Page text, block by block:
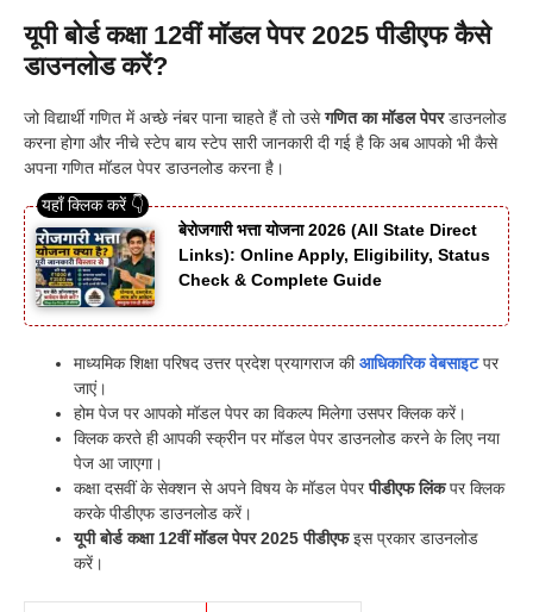
यूपी बोर्ड कक्षा 12वीं मॉडल पेपर 2025 पीडीएफ कैसे
डाउनलोड करें?
जो विद्यार्थी गणित में अच्छे नंबर पाना चाहते हैं तो उसेगणित का मॉडल पेपरडाउनलोड
करना होगा और नीचे स्टेप बाय स्टेप सारी जानकारी दी गई है कि अब आपको भी कैसे
अपना गणित मॉडल पेपर डाउनलोड करना है।
बेरोजगारी भत्ता योजना 2026 (All State Direct
Links): Online Apply, Eligibility, Status
Check & Complete Guide
माध्यमिक शिक्षा परिषद उत्तर प्रदेश प्रयागराज कीआधिकारिक वेबसाइटपर
जाएं।
होम पेज पर आपको मॉडल पेपर का विकल्प मिलेगा उसपर क्लिक करें।
क्लिक करते ही आपकी स्क्रीन पर मॉडल पेपर डाउनलोड करने के लिए नया
पेज आ जाएगा।
कक्षा दसवीं के सेक्शन से अपने विषय के मॉडल पेपरपीडीएफ लिंकपर क्लिक
करके पीडीएफ डाउनलोड करें।
यूपी बोर्ड कक्षा 12वीं मॉडल पेपर 2025 पीडीएफइस प्रकार डाउनलोड
करें।